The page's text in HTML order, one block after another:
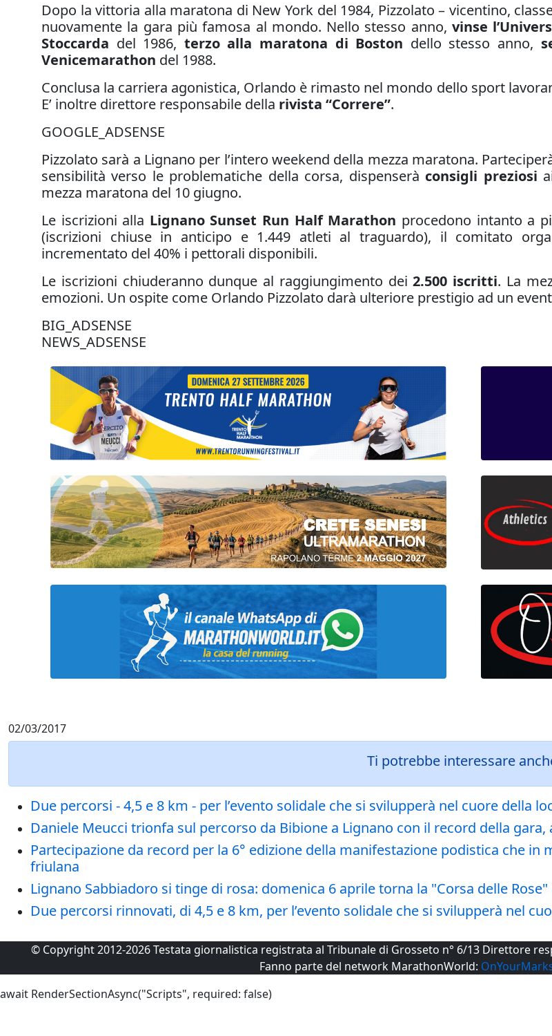
Dopo la vittoria alla maratona di New York del 1984, Pizzolato – vicentino,
nuovamente la gara più famosa al mondo. Nello stesso anno, vinse
Stoccarda del 1986, terzo alla maratona di Boston dello stesso anno,
Venicemarathon del 1988.
Conclusa la carriera agonistica, Orlando è rimasto nel mondo dello sport
E’ inoltre direttore responsabile della rivista “Correre”.
GOOGLE_ADSENSE
Pizzolato sarà a Lignano per l’intero weekend della mezza maratona.
sensibilità verso le problematiche della corsa, dispenserà consigli preziosi
mezza maratona del 10 giugno.
Le iscrizioni alla Lignano Sunset Run Half Marathon procedono intanto a
(iscrizioni chiuse in anticipo e 1.449 atleti al traguardo), il comitato
incrementato del 40% i pettorali disponibili.
Le iscrizioni chiuderanno dunque al raggiungimento dei2.500 iscritti. La
emozioni. Un ospite come Orlando Pizzolato darà ulteriore prestigio ad un
BIG_ADSENSE
NEWS_ADSENSE
02/03/2017
Ti potrebbe interessare
Due percorsi - 4,5 e 8 km - per l’evento solidale che si svilupperà nel cuore della
Daniele Meucci trionfa sul percorso da Bibione a Lignano con il record della
Partecipazione da record per la 6° edizione della manifestazione podistica che
friulana
Lignano Sabbiadoro si tinge di rosa: domenica 6 aprile torna la "Corsa delle
Due percorsi rinnovati, di 4,5 e 8 km, per l’evento solidale che si svilupperà nel
© Copyright 2012-2026 Testata giornalistica registrata al Tribunale di Grosseto n° 6/13 Direttore
Fanno parte del network MarathonWorld:
await RenderSectionAsync("Scripts", required: false)